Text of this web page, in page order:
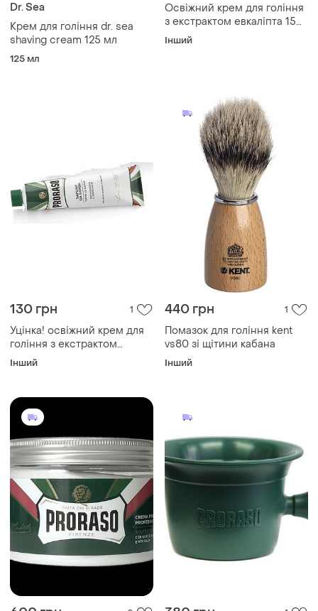
Dr. Sea
Крем для гоління dr. sea
shaving cream 125 мл
125 мл
Освіжний крем для гоління
з екстрактом евкаліпта 150
мл proraso
Інший
130 грн 1
Уцінка! освіжний крем для
гоління з екстрактом
евкаліпта 150 мл proraso,
Інший
440 грн 1
Помазок для гоління kent
vs80 зі щітини кабана
Інший